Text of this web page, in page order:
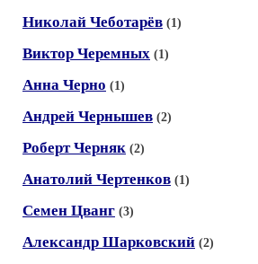
Николай Чеботарёв (1)
Виктор Черемных (1)
Анна Черно (1)
Андрей Чернышев (2)
Роберт Черняк (2)
Анатолий Чертенков (1)
Семен Цванг (3)
Александр Шарковский (2)